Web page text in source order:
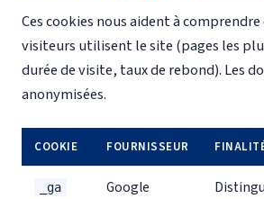
Ces cookies nous aident à
visiteurs utilisent le site (pages les
durée de visite, taux de rebond). Les
anonymisées.
COOKIE FOURNISSEUR
_ga
Google